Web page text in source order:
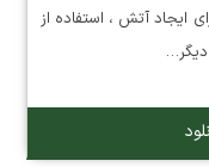
ایجاد آتش ، استفاده از